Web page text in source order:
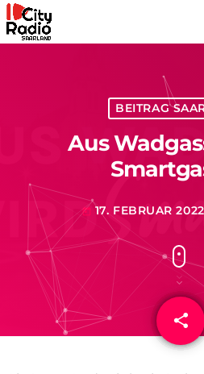
BEITRAG
Aus
today 17. FEBRUAR 2022
share
email